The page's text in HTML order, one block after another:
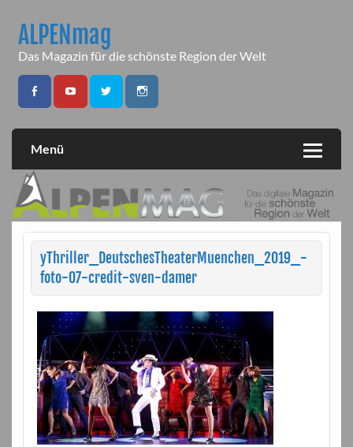
contentALPENmag
Das Magazin für die schönste Region der Welt
Menü
yThriller_DeutschesTheaterMuenchen_2019_-
foto-07-credit-sven-damer